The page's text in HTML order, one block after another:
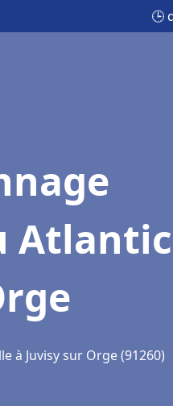
🕒
Atlantic
à Juvisy sur Orge (91260)